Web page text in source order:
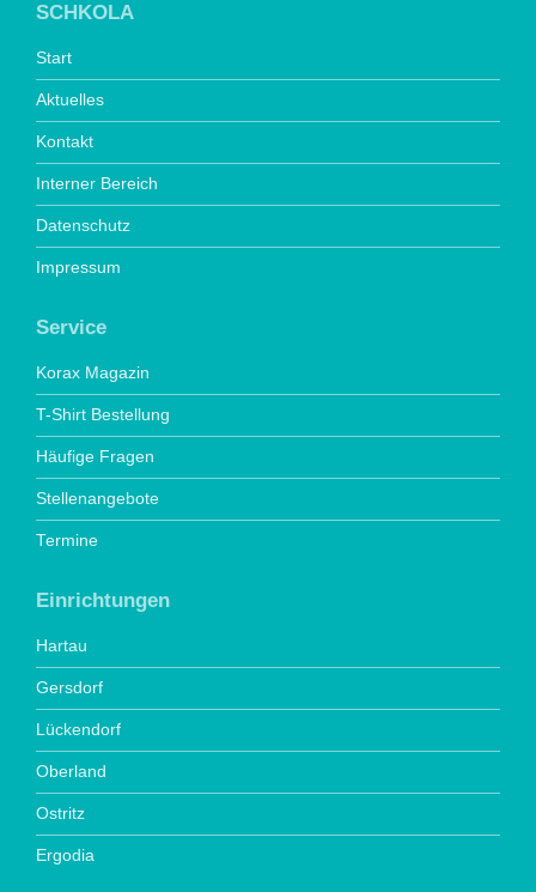
SCHKOLA
Start
Aktuelles
Kontakt
Interner Bereich
Datenschutz
Impressum
Service
Korax Magazin
T-Shirt Bestellung
Häufige Fragen
Stellenangebote
Termine
Einrichtungen
Hartau
Gersdorf
Lückendorf
Oberland
Ostritz
Ergodia